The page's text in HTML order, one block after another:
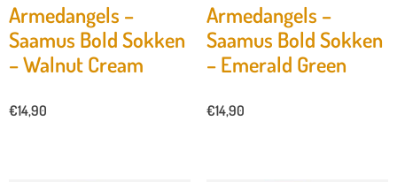
Armedangels –
Saamus Bold Sokken
– Walnut Cream
€14,90
Armedangels –
Saamus Bold Sokken
– Emerald Green
€14,90